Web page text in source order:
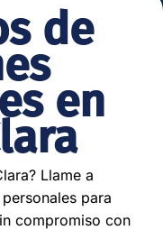
de
en
Llame a
para
compromiso con